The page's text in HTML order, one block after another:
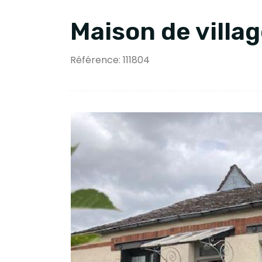
Maison de
Référence: 111804